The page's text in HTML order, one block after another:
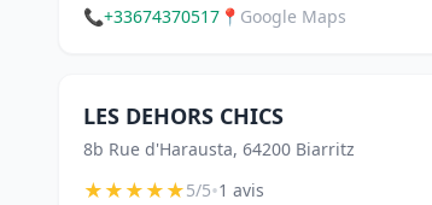
📞+33674370517 📍 Google Maps
LES DEHORS CHICS
8b Rue d'Harausta, 64200 Biarritz
★★★★★5/5•1 avis